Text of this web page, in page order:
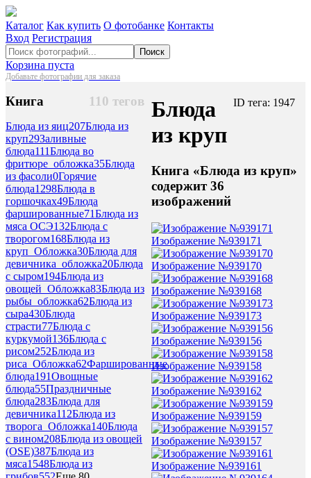
Каталог Как купить О фотобанке Контакты
Вход Регистрация
Поиск
Корзина пуста
Добавьте фотографии для заказа
110 тегов
Книга
Блюда из яиц207Блюда из
круп29Заливные
блюда111Блюда во
фритюре_обложка35Блюда
из фасоли0Горячие
блюда1298Блюда в
горшочках49Блюда
фаршированные71Блюда из
мяса ОСЭ132Блюда с
творогом168Блюда из
круп_Обложка30Блюда для
девичника_обложка20Блюда
с сыром194Блюда из
овощей_Обложка83Блюда из
рыбы_обложка62Блюда из
сыра430Блюда
страсти77Блюда с
куркумой136Блюда с
рисом252Блюда из
риса_Обложка62Фаршированные
блюда191Овощные
блюда55Праздничные
блюда283Блюда для
девичника112Блюда из
творога_Обложка140Блюда
с вином208Блюда из овощей
(OSE)387Блюда из
мяса1548Блюда из
ID тега: 1947
Блюда
из круп
Книга «Блюда из круп»
содержит 36
изображений
Изображение №939171
Изображение №939170
Изображение №939168
Изображение №939173
Изображение №939156
Изображение №939158
Изображение №939162
Изображение №939159
Изображение №939157
Изображение №939161